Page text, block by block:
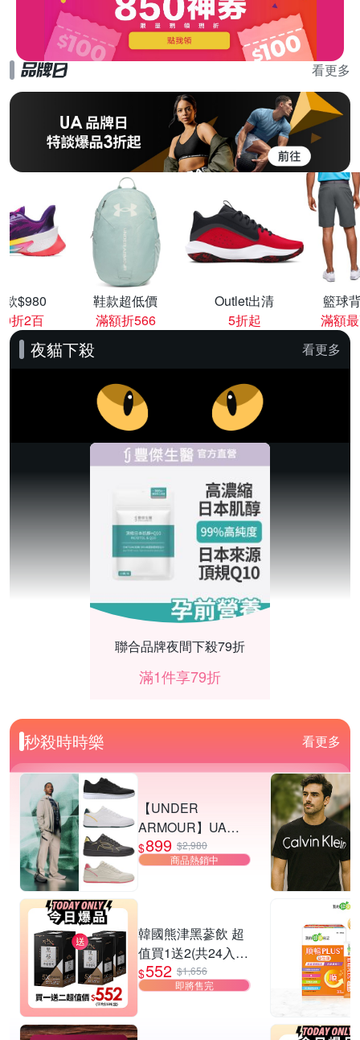
看更多
款$980
折2百
鞋款超低價
滿額折566
Outlet出清
5折起
籃球
滿額
夜貓下殺 看更多
聯合品牌夜間下殺79折
滿1件享79折
賀眾牌 淨水設備限時9折！
滿1件享9折
秒殺時時樂 看更多
【UNDER
ARMOUR】UA
Tempo 運動休閒鞋
多款任選
$899 $2,980
商品熱銷中
韓國熊津黑蔘飲 超
值買1送2(共24入
組)
$552 $1,656
即將售完